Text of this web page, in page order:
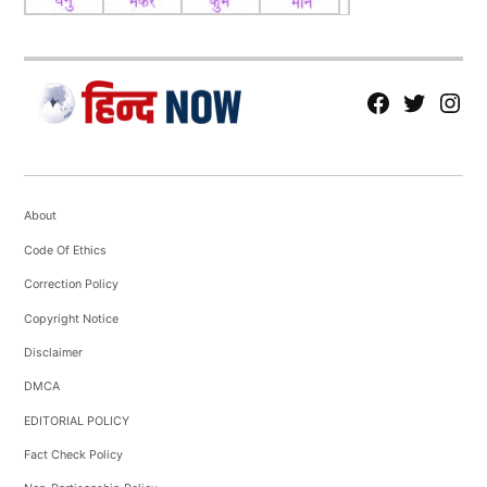
fb Tw tw
About
Code Of Ethics
Correction Policy
Copyright Notice
Disclaimer
DMCA
EDITORIAL POLICY
Fact Check Policy